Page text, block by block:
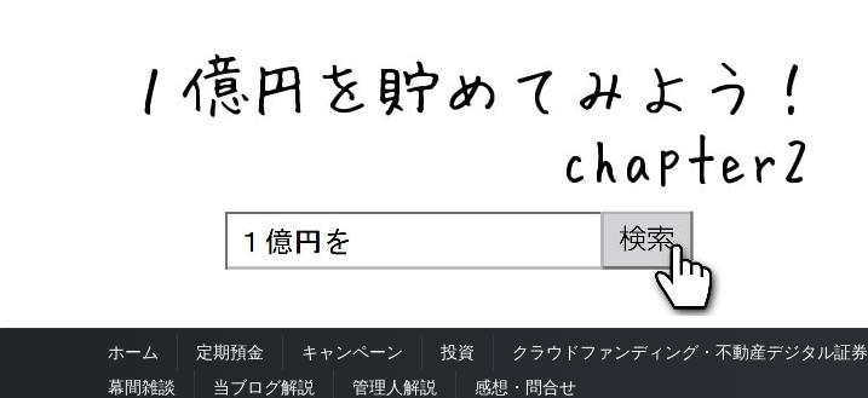
ホーム 定期預金 キャンペーン 投資 クラウドファンディング・不動産デジタル証券
幕間雑談
当ブログ解説 管理人解説 感想・問合せ